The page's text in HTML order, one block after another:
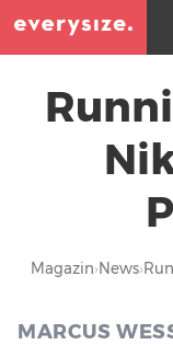
Magazin News
MARCUS